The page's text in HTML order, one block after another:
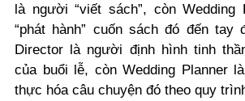
là người “viết sách”, còn Wedding
“phát hành” cuốn sách đó đến tay
Director là người định hình tinh
của buổi lễ, còn Wedding Planner
thực hóa câu chuyện đó theo quy